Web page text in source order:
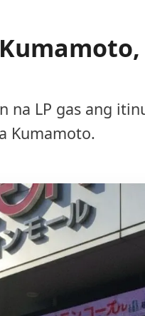
na LP gas ang
Kumamoto.